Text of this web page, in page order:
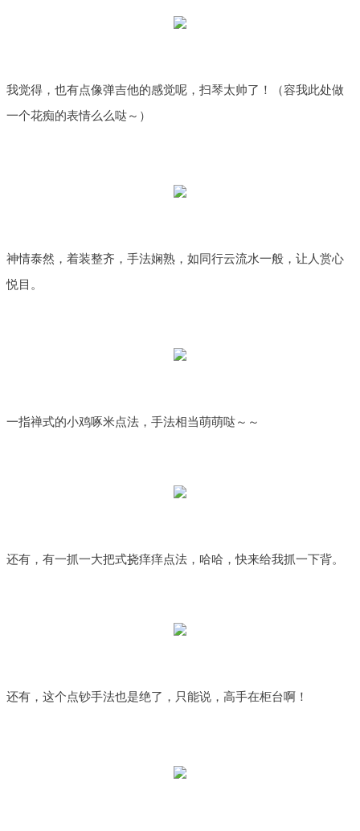
我觉得，也有点像弹吉他的感觉呢，扫琴太帅了！（容我此处做
一个花痴的表情么么哒～）
神情泰然，着装整齐，手法娴熟，如同行云流水一般，让人赏心
悦目。
一指禅式的小鸡啄米点法，手法相当萌萌哒～～
还有，有一抓一大把式挠痒痒点法，哈哈，快来给我抓一下背。
还有，这个点钞手法也是绝了，只能说，高手在柜台啊！